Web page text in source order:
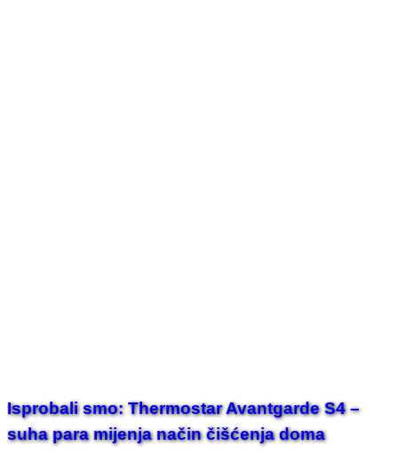
Isprobali smo: Thermostar Avantgarde S4 –
suha para mijenja način čišćenja doma